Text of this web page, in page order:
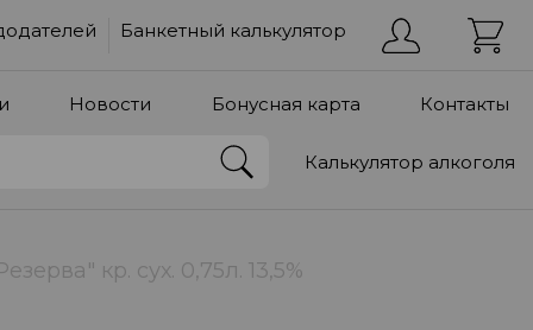
Банкетный калькулятор
Новости Бонусная карта Контакты
Калькулятор алкоголя
кр. сух. 0,75л. 13,5%